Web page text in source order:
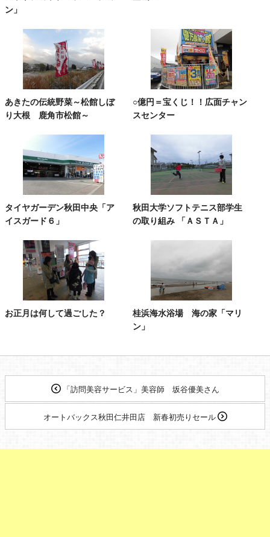
ン」
あきたの伝統野菜～松館しぼ
り大根 鹿角市松館～
○億円＝宝くじ！！広面チャン
スセンター
タイヤガーデン秋田中央「ア
イスガード６」
秋田大学ソフトテニス部学生
の取り組み 「ＡＳＴＡ」
お正月は何して過ごした？
桂浜海水浴場 海の家「マリ
ン」
「訪問美容サービス」美容師 坂谷優美さん
オートバックス秋田仁井田店 新春初売りセール